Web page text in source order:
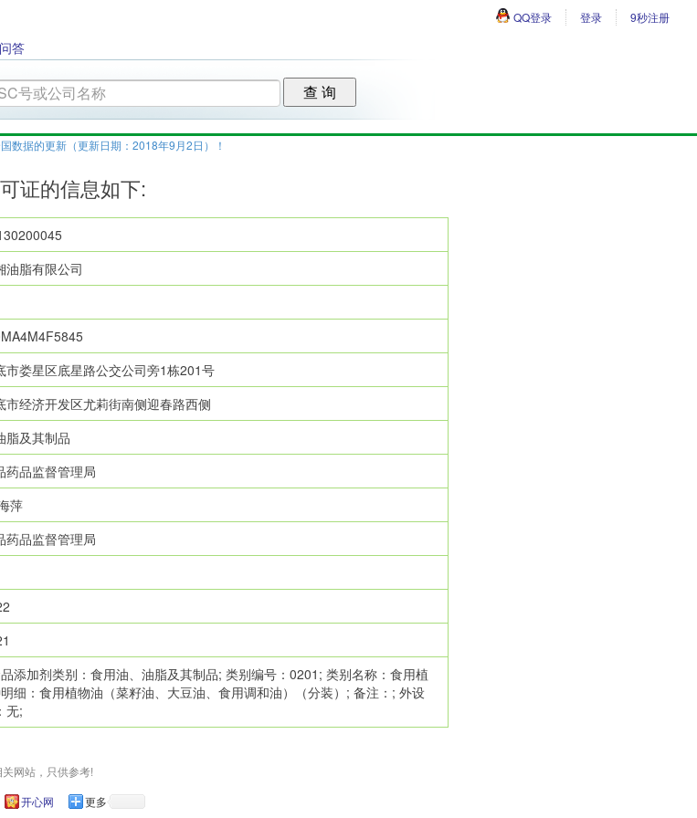
QQ登录 登录 9秒注册
问答
数据的更新（更新日期：2018年9月2日）！
证的信息如下:
油脂有限公司
市娄星区底星路公交公司旁1栋201号
市经济开发区尤莉街南侧迎春路西侧
脂及其制品
药品监督管理局
萍
药品监督管理局
添加剂类别：食用油、油脂及其制品; 类别编号：0201; 类别名称：食用植
细：食用植物油（菜籽油、大豆油、食用调和油）（分装）; 备注：; 外设
无;
网站，只供参考!
开心网 更多